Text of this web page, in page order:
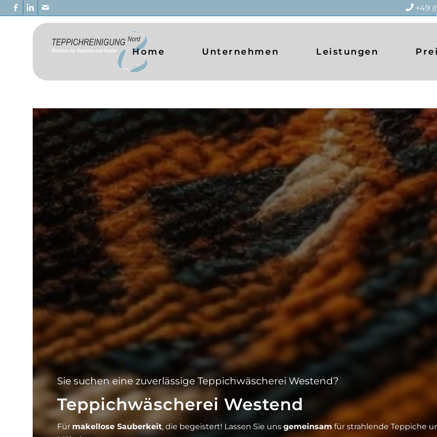
+49
Home Unternehmen Leistungen
Sie suchen eine zuverlässige Teppichwäscherei Westend?
Teppichwäscherei Westend
Für makellose Sauberkeit, die begeistert! Lassen Sie uns gemeinsam für strahlende Teppiche